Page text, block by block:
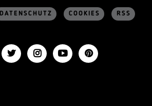
DATENSCHUTZ COOKIES RSS